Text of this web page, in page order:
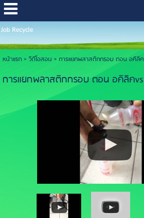
Job Recycle
หน้าแรก> วีดีโอสอน > การแยกพลาสติกกรอบ ตอน อคิลิ
การแยกพลาสติกกรอบ ตอน อคิลิค